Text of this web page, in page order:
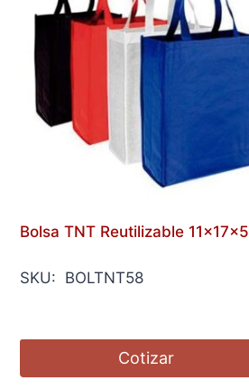
Bolsa TNT Reutilizable 11x17x5
SKU: BOLTNT58
Cotizar